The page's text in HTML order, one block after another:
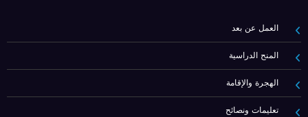
العمل عن بعد
المنح الدراسية
الهجرة والإقامة
تعليمات ونصائح